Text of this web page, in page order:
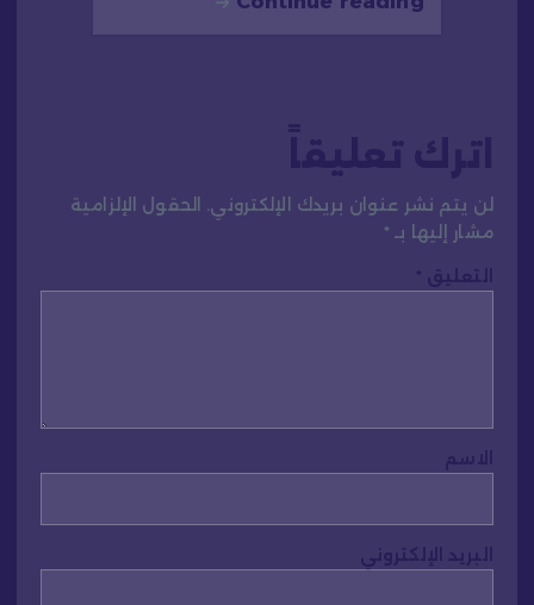
لن يتم نشر عنوان بريدك الإلكتروني.
الحقول الإلزامية
مشار إليها بـ *